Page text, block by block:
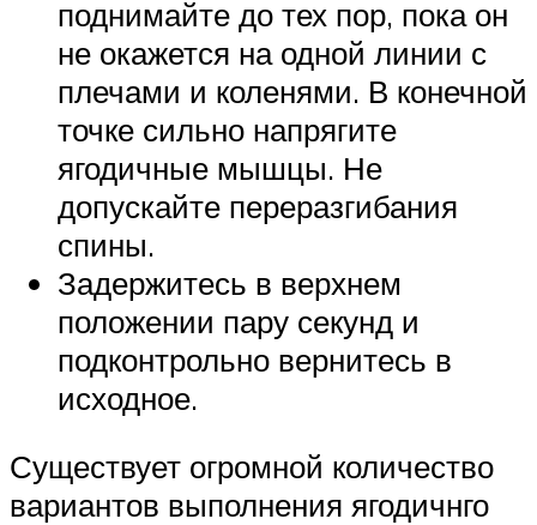
поднимайте до тех пор, пока он
не окажется на одной линии с
плечами и коленями. В конечной
точке сильно напрягите
ягодичные мышцы. Не
допускайте переразгибания
спины.
Задержитесь в верхнем
положении пару секунд и
подконтрольно вернитесь в
исходное.
Существует огромной количество
вариантов выполнения ягодичнго